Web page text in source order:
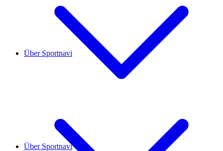
Über Sportnavi
Über Sportnavi